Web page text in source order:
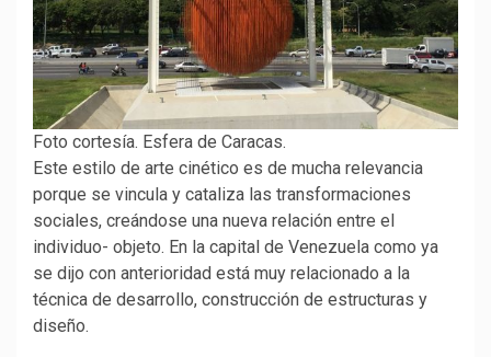
Foto cortesía. Esfera de Caracas.
Este estilo de arte cinético es de mucha relevancia
porque se vincula y cataliza las transformaciones
sociales, creándose una nueva relación entre el
individuo- objeto. En la capital de Venezuela como ya
se dijo con anterioridad está muy relacionado a la
técnica de desarrollo, construcción de estructuras y
diseño.